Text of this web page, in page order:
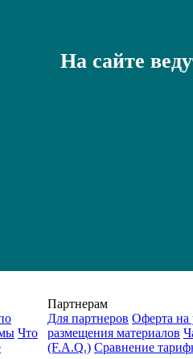
На сайте
Что
Партнерам
Для партнеров Оферта на
размещения материалов
(F.A.Q.) Cравнение